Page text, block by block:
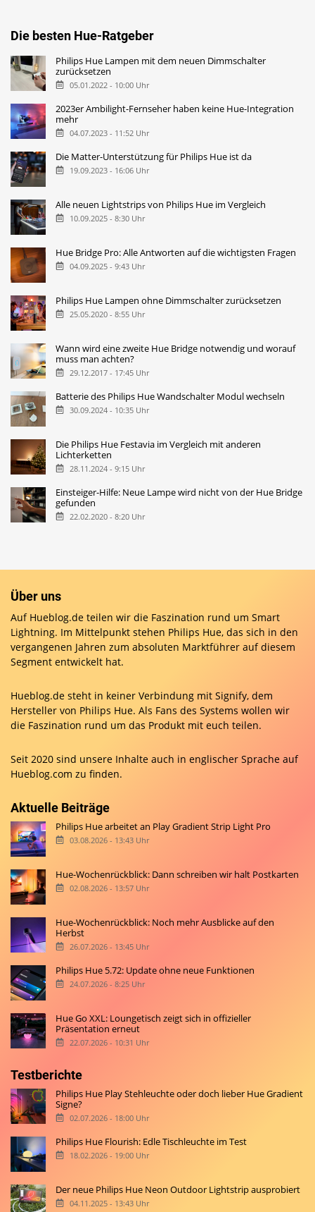
Die besten Hue-Ratgeber
Philips Hue Lampen mit dem neuen Dimmschalter
zurücksetzen
05.01.2022 - 10:00 Uhr
2023er Ambilight-Fernseher haben keine Hue-Integration
mehr
04.07.2023 - 11:52 Uhr
Die Matter-Unterstützung für Philips Hue ist da
19.09.2023 - 16:06 Uhr
Alle neuen Lightstrips von Philips Hue im Vergleich
10.09.2025 - 8:30 Uhr
Hue Bridge Pro: Alle Antworten auf die wichtigsten Fragen
04.09.2025 - 9:43 Uhr
Philips Hue Lampen ohne Dimmschalter zurücksetzen
25.05.2020 - 8:55 Uhr
Wann wird eine zweite Hue Bridge notwendig und worauf
muss man achten?
29.12.2017 - 17:45 Uhr
Batterie des Philips Hue Wandschalter Modul wechseln
30.09.2024 - 10:35 Uhr
Die Philips Hue Festavia im Vergleich mit anderen
Lichterketten
28.11.2024 - 9:15 Uhr
Einsteiger-Hilfe: Neue Lampe wird nicht von der Hue Bridge
gefunden
22.02.2020 - 8:20 Uhr
Über uns
Auf Hueblog.de teilen wir die Faszination rund um Smart
Lightning. Im Mittelpunkt stehen Philips Hue, das sich in den
vergangenen Jahren zum absoluten Marktführer auf diesem
Segment entwickelt hat.
Hueblog.de steht in keiner Verbindung mit Signify, dem
Hersteller von Philips Hue. Als Fans des Systems wollen wir
die Faszination rund um das Produkt mit euch teilen.
Seit 2020 sind unsere Inhalte auch in englischer Sprache auf
Hueblog.com zu finden.
Aktuelle Beiträge
Philips Hue arbeitet an Play Gradient Strip Light Pro
03.08.2026 - 13:43 Uhr
Hue-Wochenrückblick: Dann schreiben wir halt Postkarten
02.08.2026 - 13:57 Uhr
Hue-Wochenrückblick: Noch mehr Ausblicke auf den
Herbst
26.07.2026 - 13:45 Uhr
Philips Hue 5.72: Update ohne neue Funktionen
24.07.2026 - 8:25 Uhr
Hue Go XXL: Loungetisch zeigt sich in offizieller
Präsentation erneut
22.07.2026 - 10:31 Uhr
Testberichte
Philips Hue Play Stehleuchte oder doch lieber Hue Gradient
Signe?
02.07.2026 - 18:00 Uhr
Philips Hue Flourish: Edle Tischleuchte im Test
18.02.2026 - 19:00 Uhr
Der neue Philips Hue Neon Outdoor Lightstrip ausprobiert
04.11.2025 - 13:43 Uhr